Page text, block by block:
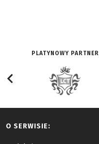
PLATYNOWY PARTNER
O SERWISIE: